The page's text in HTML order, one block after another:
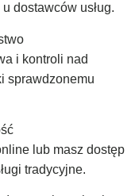
dostawców usług.
i kontroli nad
sprawdzonemu
lub masz dostęp
tradycyjne.